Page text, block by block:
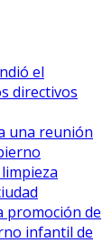
el
directivos
una reunión
promoción de
infantil de